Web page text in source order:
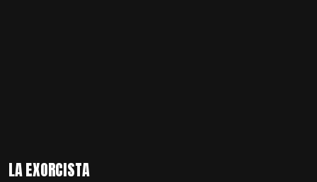
LA EXORCISTA